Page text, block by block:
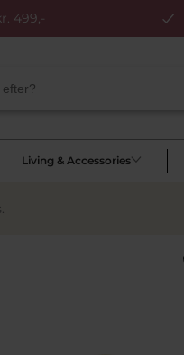
499,-
Living & Accessories